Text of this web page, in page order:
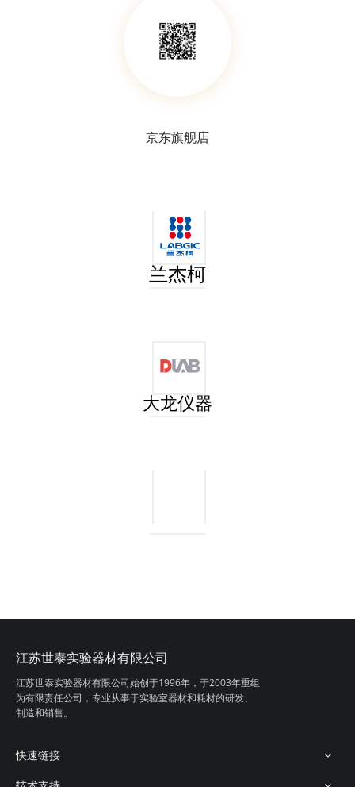
京东旗舰店
兰杰柯
大龙仪器
江苏世泰实验器材有限公司
江苏世泰实验器材有限公司始创于1996年， 于2003年重组
为有限责任公司，专业从事于实验室器材和耗材的研发、
制造和销售。
快速链接